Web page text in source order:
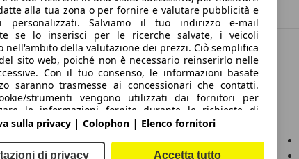
Area rivenditori
Servizi per i dealer
alla tua zona o per fornire e valutare pubblicità e
personalizzati. Salviamo il tuo indirizzo e-mail
se lo inserisci per le ricerche salvate, i veicoli
nell'ambito della valutazione dei prezzi. Ciò semplifica
sito web, poiché non è necessario reinserirlo nelle
Con il tuo consenso, le informazioni basate
saranno trasmesse ai concessionari che contatti.
strumenti vengono utilizzati dai fornitori per
le informazioni fornite durante le richieste di
per 30 giorni e per riutilizzarle automaticamente
Senza l'utilizzo di tali cookie/strumenti, tali
sulla privacy | Colophon | Elenco fornitori
di privacy Accetta tutto